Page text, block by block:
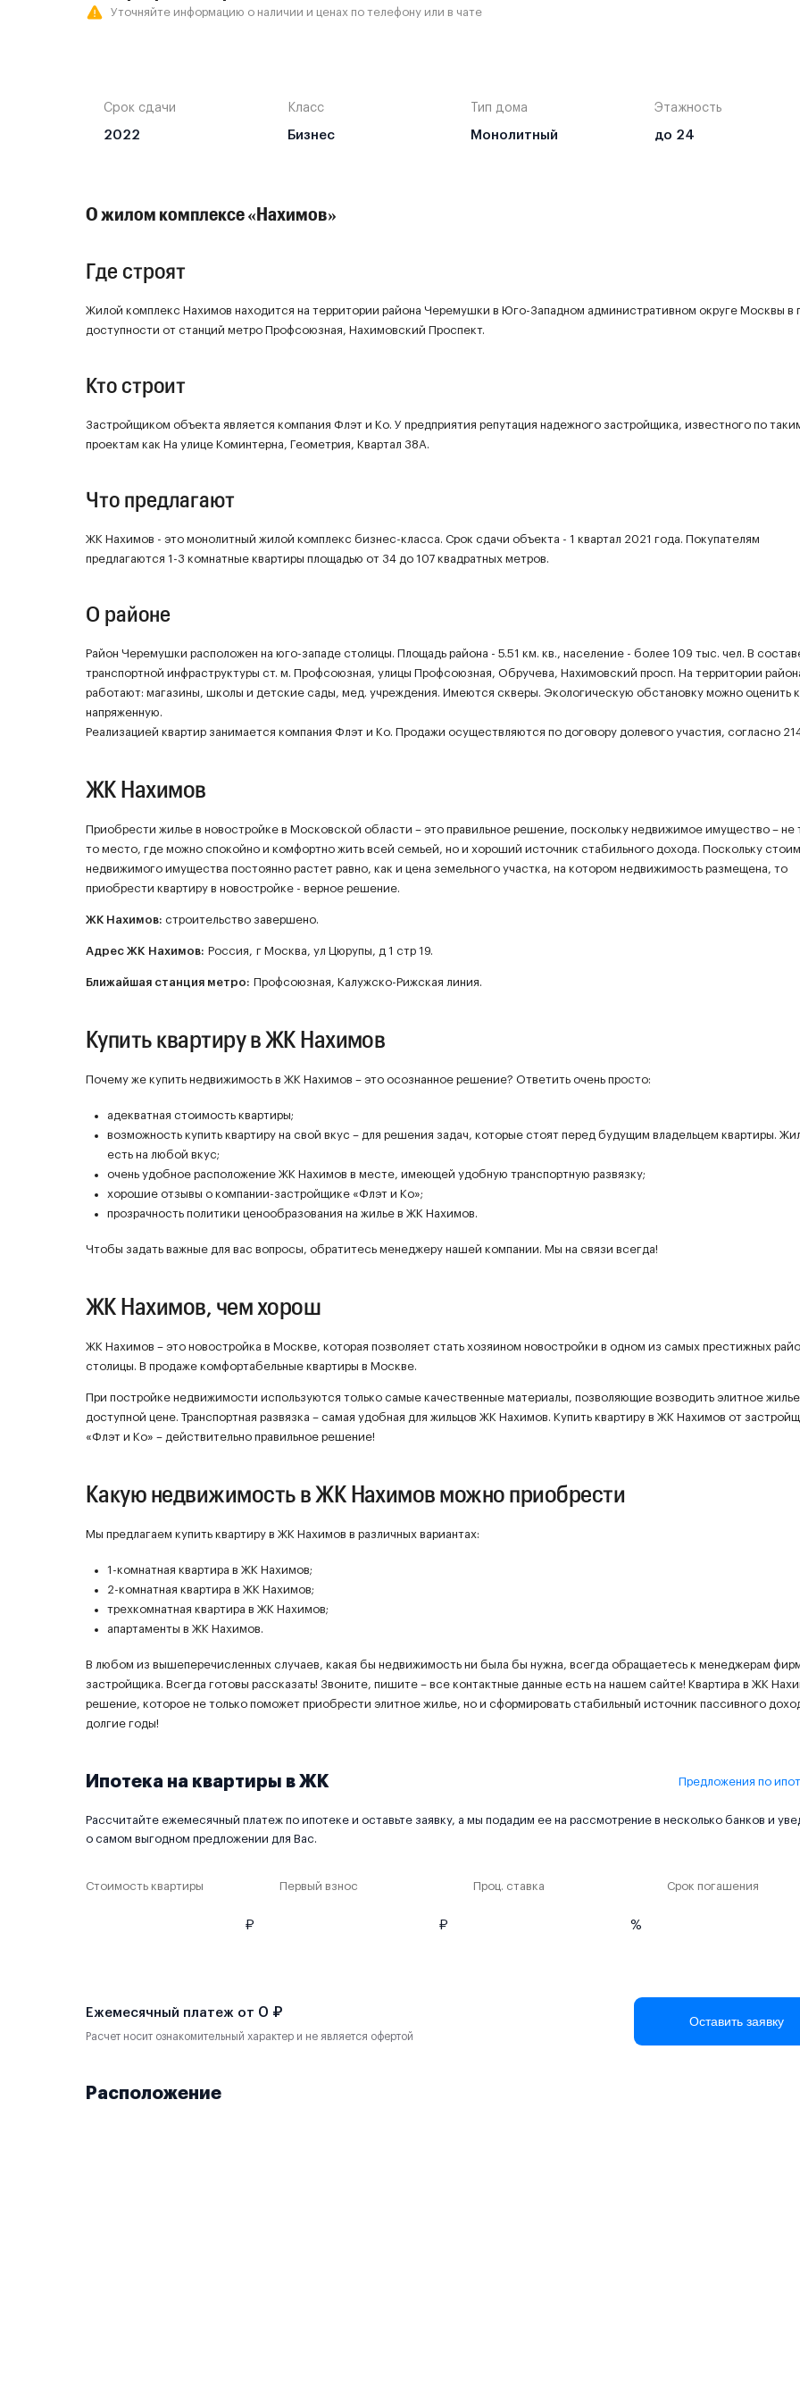
Уточняйте информацию о наличии и ценах по телефону или в чате
Срок сдачи
2022
Класс
Бизнес
Тип дома
Монолитный
Этажность
до 24
О жилом комплексе «Нахимов»
Где строят
Жилой комплекс Нахимов находится на территории района Черемушки в Юго-Западном административном округе Москвы в
доступности от станций метро Профсоюзная, Нахимовский Проспект.
Кто строит
Застройщиком объекта является компания Флэт и Ко. У предприятия репутация надежного застройщика, известного по
проектам как На улице Коминтерна, Геометрия, Квартал 38A.
Что предлагают
ЖК Нахимов - это монолитный жилой комплекс бизнес-класса. Срок сдачи объекта - 1 квартал 2021 года. Покупателям
предлагаются 1-3 комнатные квартиры площадью от 34 до 107 квадратных метров.
О районе
Район Черемушки расположен на юго-западе столицы. Площадь района - 5.51 км. кв., население - более 109 тыс. чел. В
транспортной инфраструктуры ст. м. Профсоюзная, улицы Профсоюзная, Обручева, Нахимовский просп. На территории
работают: магазины, школы и детские сады, мед. учреждения. Имеются скверы. Экологическую обстановку можно оценить
напряженную.
Реализацией квартир занимается компания Флэт и Ко. Продажи осуществляются по договору долевого участия, согласно
ЖК Нахимов
Приобрести жилье в новостройке в Московской области – это правильное решение, поскольку недвижимое имущество – не
то место, где можно спокойно и комфортно жить всей семьей, но и хороший источник стабильного дохода. Поскольку
недвижимого имущества постоянно растет равно, как и цена земельного участка, на котором недвижимость размещена, то
приобрести квартиру в новостройке - верное решение.
ЖК Нахимов: строительство завершено.
Адрес ЖК Нахимов: Россия, г Москва, ул Цюрупы, д 1 стр 19.
Ближайшая станция метро: Профсоюзная, Калужско-Рижская линия.
Купить квартиру в ЖК Нахимов
Почему же купить недвижимость в ЖК Нахимов – это осознанное решение? Ответить очень просто:
адекватная стоимость квартиры;
возможность купить квартиру на свой вкус – для решения задач, которые стоят перед будущим владельцем квартиры.
есть на любой вкус;
очень удобное расположение ЖК Нахимов в месте, имеющей удобную транспортную развязку;
хорошие отзывы о компании-застройщике «Флэт и Ко»;
прозрачность политики ценообразования на жилье в ЖК Нахимов.
Чтобы задать важные для вас вопросы, обратитесь менеджеру нашей компании. Мы на связи всегда!
ЖК Нахимов, чем хорош
ЖК Нахимов – это новостройка в Москве, которая позволяет стать хозяином новостройки в одном из самых престижных
столицы. В продаже комфортабельные квартиры в Москве.
При постройке недвижимости используются только самые качественные материалы, позволяющие возводить элитное
доступной цене. Транспортная развязка – самая удобная для жильцов ЖК Нахимов. Купить квартиру в ЖК Нахимов от
«Флэт и Ко» – действительно правильное решение!
Какую недвижимость в ЖК Нахимов можно приобрести
Мы предлагаем купить квартиру в ЖК Нахимов в различных вариантах:
1-комнатная квартира в ЖК Нахимов;
2-комнатная квартира в ЖК Нахимов;
трехкомнатная квартира в ЖК Нахимов;
апартаменты в ЖК Нахимов.
В любом из вышеперечисленных случаев, какая бы недвижимость ни была бы нужна, всегда обращаетесь к менеджерам
застройщика. Всегда готовы рассказать! Звоните, пишите – все контактные данные есть на нашем сайте! Квартира в ЖК
решение, которое не только поможет приобрести элитное жилье, но и сформировать стабильный источник пассивного
долгие годы!
Ипотека на квартиры в ЖК Предложения по
Рассчитайте ежемесячный платеж по ипотеке и оставьте заявку, а мы подадим ее на рассмотрение в несколько банков и
о самом выгодном предложении для Вас.
Стоимость квартиры
₽
Первый взнос
₽
Проц. ставка
%
Срок погашения
Ежемесячный платеж от 0 ₽
Расчет носит ознакомительный характер и не является офертой
Оставить заявку
Расположение